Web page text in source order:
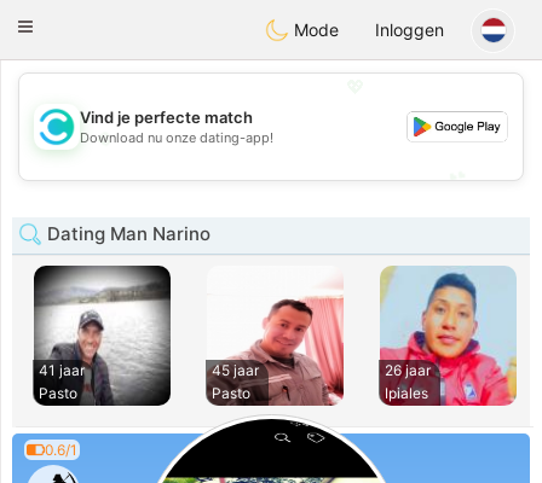
olombiaCitas
Toggle
Mode Inloggen
💖
💕
Vind je perfecte match
Download nu onze dating-app!
Dating Man Narino
41 jaar
Pasto
45 jaar
Pasto
26 jaar
Ipiales
0.6/1